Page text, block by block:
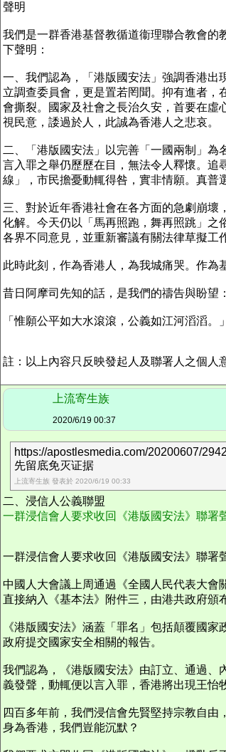
聲明
我們是一群香港基督教循道衞理聯合教會的
下聲明：
一、我們認為，「港版國安法」強調香港出
立調查委員會，更是置若罔聞。抑有進者
會撕裂。國家及社會之長治久安，首要在虛
視民意，諉過於人，此誠為香港人之悲哀。
二、「港版國安法」以完善「一國兩制」
言入罪之舉仍歷歷在目，無法令人釋懷。追
線」，市民擔憂動輒得咎，實非情願。真普
三、對於近年香港社會在各方面的急劇崩
化解。今天仍以「馬再照跑，舞再照跳」之
各界不同意見，並重新審議有關法律草擬工
此時此刻，作為香港人，為我城痛哭。作為
昔日阿摩司先知的話，是我們的禱告與盼望：
「惟願公平如大水滾滾，公義如江河滔滔。
註：以上內容只反映發起人及聯署人之個人
上流寄生族
2020/6/19 00:37
https://apostlesmedia.com/20200607/
先留底免灭证据
上流寄生族 發表於 2020/6/19 00:33
二、浸信人公義聯盟
一群浸信會人要求收回《港版國安法》聯署
一群浸信會人要求收回《港版國安法》聯署
中國人大會議上周通過《全國人民代表大會
直接納入《基本法》附件三，由港共政府頒
《港版國安法》涵蓋「罪名」包括顛覆國
政府提交國家安全相關的報告。
我們認為，《港版國安法》由訂立、通過、
義發聲，動輒便以言入罪，香港將出現王怡
四百多年前，我們浸信會先賢堅持宗教自
身為香港，我們豈能沉默？